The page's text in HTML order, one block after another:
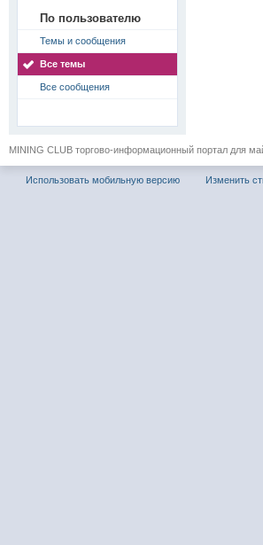
По пользователю
Темы и сообщения
Все темы
Все сообщения
MINING CLUB торгово-информационный портал для
Использовать мобильную версию Изменить